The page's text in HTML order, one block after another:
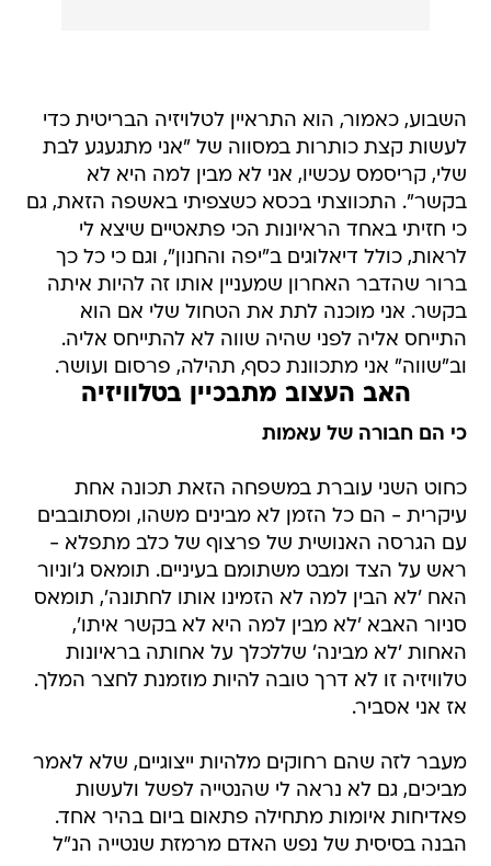
השבוע, כאמור, הוא התראיין לטלויזיה הבריטית כדי
לעשות קצת כותרות במסווה של "אני מתגעגע לבת
שלי, קריסמס עכשיו, אני לא מבין למה היא לא
בקשר". התכווצתי בכסא כשצפיתי באשפה הזאת, גם
כי חזיתי באחד הראיונות הכי פתאטיים שיצא לי
לראות, כולל דיאלוגים ב"יפה והחנון", וגם כי כל כך
ברור שהדבר האחרון שמעניין אותו זה להיות איתה
בקשר. אני מוכנה לתת את הטחול שלי אם הוא
התייחס אליה לפני שהיה שווה לא להתייחס אליה.
וב"שווה" אני מתכוונת כסף, תהילה, פרסום ועושר.
האב העצוב מתבכיין בטלוויזיה
כי הם חבורה של עאמות
כחוט השני עוברת במשפחה הזאת תכונה אחת
עיקרית - הם כל הזמן לא מבינים משהו, ומסתובבים
עם הגרסה האנושית של פרצוף של כלב מתפלא -
ראש על הצד ומבט משתומם בעיניים. תומאס ג'וניור
האח 'לא הבין למה לא הזמינו אותו לחתונה', תומאס
סניור האבא 'לא מבין למה היא לא בקשר איתו',
האחות 'לא מבינה' שללכלך על אחותה בראיונות
טלוויזיה זו לא דרך טובה להיות מוזמנת לחצר המלך.
אז אני אסביר.
מעבר לזה שהם רחוקים מלהיות ייצוגיים, שלא לאמר
מביכים, גם לא נראה לי שהנטייה לפשל ולעשות
פאדיחות איומות מתחילה פתאום ביום בהיר אחד.
הבנה בסיסית של נפש האדם מרמזת שנטייה הנ"ל